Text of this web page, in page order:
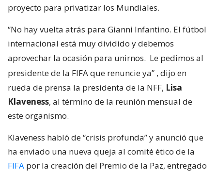
proyecto para privatizar los Mundiales.
“No hay vuelta atrás para Gianni Infantino. El fútbol
internacional está muy dividido y debemos
aprovechar la ocasión para unirnos. Le pedimos al
presidente de la FIFA que renuncie ya” , dijo en
rueda de prensa la presidenta de la NFF, Lisa
Klaveness, al término de la reunión mensual de
este organismo.
Klaveness habló de “crisis profunda” y anunció que
ha enviado una nueva queja al comité ético de la
FIFA por la creación del Premio de la Paz, entregado